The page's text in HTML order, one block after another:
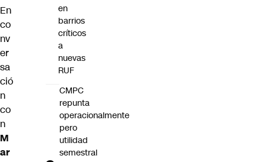
En
co
nv
er
sa
ció
n
co
n
M
ar
en
barrios
críticos
a
nuevas
RUF
CMPC
repunta
operacionalmente
pero
utilidad
semestral